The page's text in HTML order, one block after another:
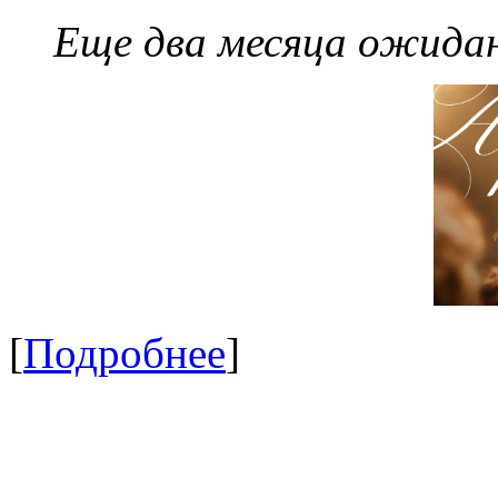
Еще два месяца
[Подробнее]